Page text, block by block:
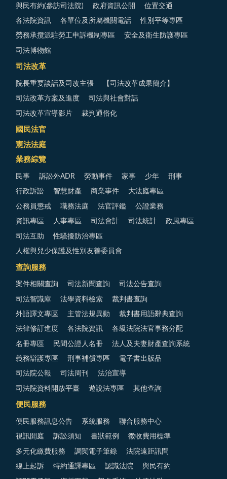
與民有約(參訪司法院) 政府資訊公開 位置交通
各法院資訊 各單位及所屬機關電話 性別平等專區
勞務承攬派駐勞工申訴機制專區 安全及衛生防護專區
司法博物館
司法改革
院長重要談話及司改主張 【司法改革成果簡介】
司法改革方案及進度 司法與社會對話
司法改革宣導影片 裁判通俗化
國民法官
憲法法庭
業務綜覽
民事 訴訟外ADR 勞動事件 家事 少年 刑事
行政訴訟 智慧財產 商業事件 大法庭專區
公務員懲戒 職務法庭 法官評鑑 公證業務
資訊專區 人事專區 司法會計 司法統計 政風專區
司法互助 性騷擾防治專區
人權與兒少保護及性別友善委員會
查詢服務
案件相關查詢 司法新聞查詢 司法公告查詢
司法智識庫 法學資料檢索 裁判書查詢
外語譯文專區 主管法規異動 裁判書用語辭典查詢
法律修訂進度 各法院資訊 各級法院法官事務分配
名冊專區 民間公證人名冊 法人及夫妻財產查詢系統
義務辯護專區 刑事補償專區 電子書出版品
司法院公報 司法周刊 法治宣導
司法院資料開放平臺 遊說法專區 其他查詢
便民服務
便民服務訊息公告 系統服務 聯合服務中心
視訊開庭 訴訟須知 書狀範例 徵收費用標準
多元化繳費服務 調閱電子筆錄 法院遠距訊問
線上起訴 特約通譯專區 認識法院 與民有約